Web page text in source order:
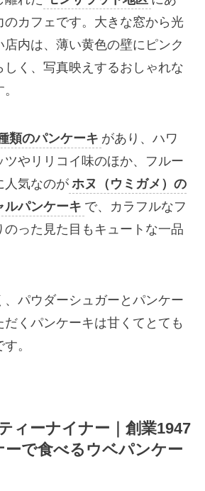
のカフェです。大きな窓から光
内は、薄い黄色の壁にピンク
しく、写真映えするおしゃれな
類のパンケーキ があり、ハワ
ツやリリコイ味のほか、フルー
人気なのが ホヌ（ウミガメ）の
ルパンケーキ で、カラフルなフ
のった見た目もキュートな一品
、パウダーシュガーとパンケー
くパンケーキは甘くてとても
。
ィーナイナー｜創業1947
ーで食べるウベパンケー